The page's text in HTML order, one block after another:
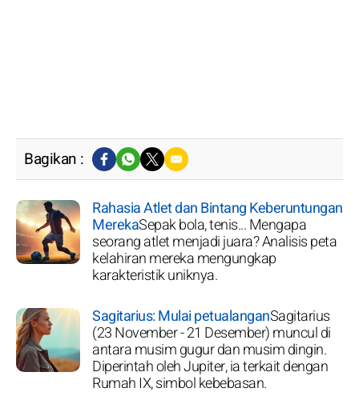
Bagikan :
Rahasia Atlet dan Bintang Keberuntungan
MerekaSepak bola, tenis... Mengapa
seorang atlet menjadi juara? Analisis peta
kelahiran mereka mengungkap
karakteristik uniknya.
Sagitarius: Mulai petualanganSagitarius
(23 November - 21 Desember) muncul di
antara musim gugur dan musim dingin.
Diperintah oleh Jupiter, ia terkait dengan
Rumah IX, simbol kebebasan.